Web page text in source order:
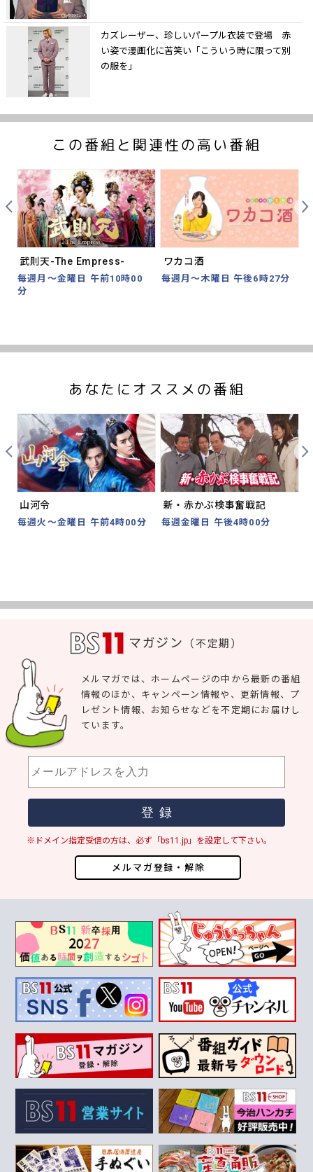
カズレーザー、珍しいパープル衣装で登場 赤
い姿で漫画化に苦笑い「こういう時に限って別
の服を」
この番組と関連性の高い番組
武則天-The Empress-
毎週月～金曜日 午前10時00
分
ワカコ酒
毎週月～木曜日 午後6時27分
Prev
あなたにオススメの番組
山河令
毎週火～金曜日 午前4時00分
新・赤かぶ検事奮戦記
毎週金曜日 午後4時00分
マガジン （不定期）
メルマガ登録・解除
メルマガでは、ホームページの中から最新の番組
情報のほか、キャンペーン情報や、更新情報、プ
レゼント情報、お知らせなどを不定期にお届けし
ています。
※ドメイン指定受信の方は、必ず「bs11.jp」を設定して下さい。